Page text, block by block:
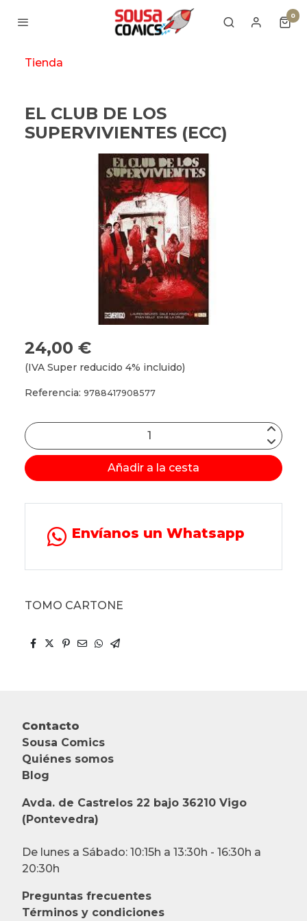
0
Tienda
EL CLUB DE LOS
SUPERVIVIENTES (ECC)
24,00 €
(IVA Super reducido 4% incluido)
Referencia: 9788417908577
Añadir a la cesta
Envíanos un Whatsapp
TOMO CARTONE
Contacto
Sousa Comics
Quiénes somos
Blog
Avda. de Castrelos 22 bajo 36210 Vigo
(Pontevedra)
De lunes a Sábado: 10:15h a 13:30h - 16:30h a
20:30h
Preguntas frecuentes
Términos y condiciones